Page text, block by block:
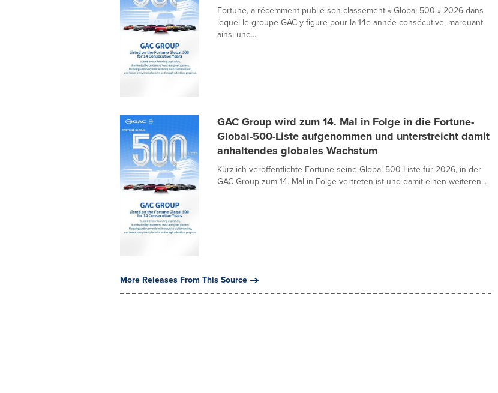
Fortune, a récemment publié son classement « Global 500 » 2026 dans
lequel le groupe GAC y figure pour la 14e année consécutive, marquant
ainsi une...
GAC Group wird zum 14. Mal in Folge in die Fortune-
Global-500-Liste aufgenommen und unterstreicht damit
anhaltendes globales Wachstum
Kürzlich veröffentlichte Fortune seine Global-500-Liste für 2026, in der
GAC Group zum 14. Mal in Folge vertreten ist und damit einen weiteren...
More Releases From This Source